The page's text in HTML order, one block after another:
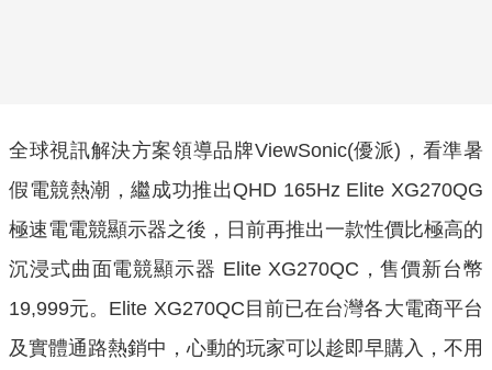
全球視訊解決方案領導品牌ViewSonic(優派)，看準暑
假電競熱潮，繼成功推出QHD 165Hz Elite XG270QG
極速電電競顯示器之後，日前再推出一款性價比極高的
沉浸式曲面電競顯示器 Elite XG270QC，售價新台幣
19,999元。Elite XG270QC目前已在台灣各大電商平台
及實體通路熱銷中，心動的玩家可以趁即早購入，不用